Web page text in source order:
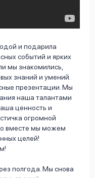
и подарила
событий и ярких
мы знакомились,
знаний и умений.
презентации. Мы
наша талантами
ценность и
огромной
вместе мы можем
целей!
полгода. Мы снова